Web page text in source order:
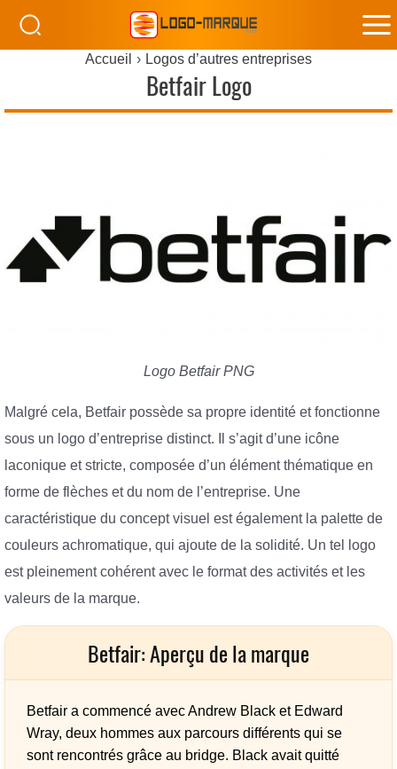
Accueil Logos d’autres entreprises
Betfair Logo
Logo Betfair PNG
Malgré cela, Betfair possède sa propre identité et fonctionne
sous un logo d’entreprise distinct. Il s’agit d’une icône
laconique et stricte, composée d’un élément thématique en
forme de flèches et du nom de l’entreprise. Une
caractéristique du concept visuel est également la palette de
couleurs achromatique, qui ajoute de la solidité. Un tel logo
est pleinement cohérent avec le format des activités et les
valeurs de la marque.
Betfair: Aperçu de la marque
Betfair a commencé avec Andrew Black et Edward
Wray, deux hommes aux parcours différents qui se
sont rencontrés grâce au bridge. Black avait quitté